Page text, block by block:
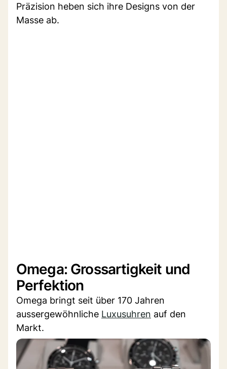
Präzision heben sich ihre Designs von der
Masse ab.
Omega: Grossartigkeit und
Perfektion
Omega bringt seit über 170 Jahren
aussergewöhnliche Luxusuhren auf den
Markt.